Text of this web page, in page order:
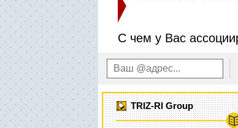
С чем у Вас
TRIZ-RI Group